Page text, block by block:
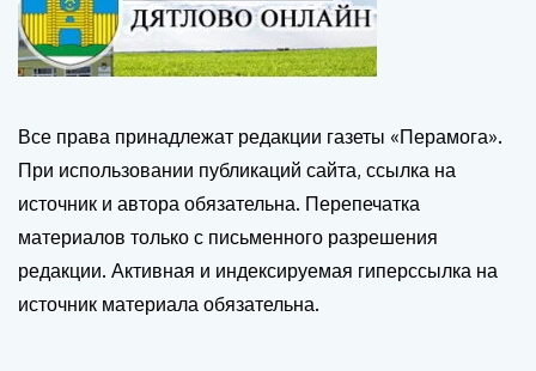
Все права принадлежат редакции газеты «Перамога».
При использовании публикаций сайта, ссылка на
источник и автора обязательна. Перепечатка
материалов только с письменного разрешения
редакции. Активная и индексируемая гиперссылка на
источник материала обязательна.